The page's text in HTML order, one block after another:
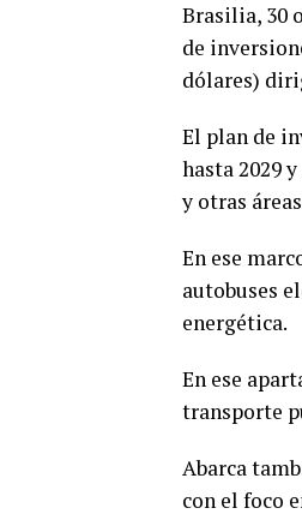
Brasilia, 30
de
dólares)
El plan de
hasta 2029
y otras
En ese
autobuses
energética.
En ese
transporte
Abarca
con el foco